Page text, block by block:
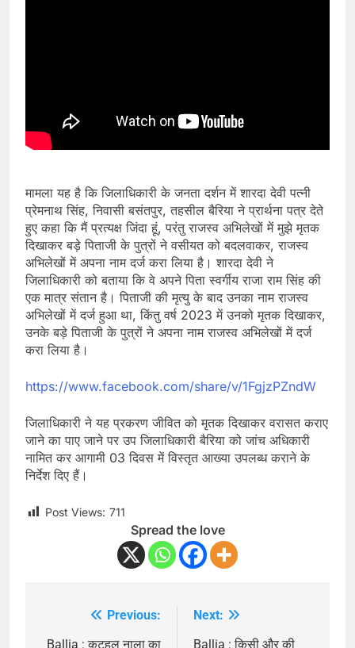
मामला यह है कि जिलाधिकारी के जनता दर्शन में शारदा देवी पत्नी
प्रेमनाथ सिंह, निवासी बसंतपुर, तहसील बैरिया ने प्रार्थना पत्र देते
हुए कहा कि मैं प्रत्यक्ष जिंदा हूं, परंतु राजस्व अभिलेखों में मुझे मृतक
दिखाकर बड़े पिताजी के पुत्रों ने वसीयत को बदलवाकर, राजस्व
अभिलेखों में अपना नाम दर्ज करा लिया है। शारदा देवी ने
जिलाधिकारी को बताया कि वे अपने पिता स्वर्गीय राजा राम सिंह की
एक मात्र संतान है। पिताजी की मृत्यु के बाद उनका नाम राजस्व
अभिलेखों में दर्ज हुआ था, किंतु वर्ष 2023 में उनको मृतक दिखाकर,
उनके बड़े पिताजी के पुत्रों ने अपना नाम राजस्व अभिलेखों में दर्ज
करा लिया है।
https://www.facebook.com/share/v/1FgjzPZndW
जिलाधिकारी ने यह प्रकरण जीवित को मृतक दिखाकर वरासत कराए
जाने का पाए जाने पर उप जिलाधिकारी बैरिया को जांच अधिकारी
नामित कर आगामी 03 दिवस में विस्तृत आख्या उपलब्ध कराने के
निर्देश दिए हैं।
Post Views: 711
Spread the love
Previous:
Ballia : कटहल नाला का
Next:
Ballia : किसी और की